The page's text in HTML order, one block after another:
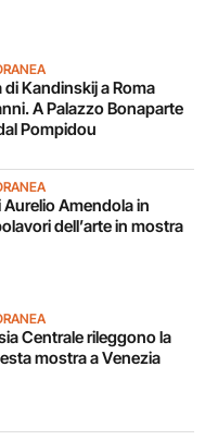
Kandinskij a Roma
A Palazzo Bonaparte
Pompidou
Amendola in
dell’arte in mostra
Centrale rileggono la
mostra a Venezia